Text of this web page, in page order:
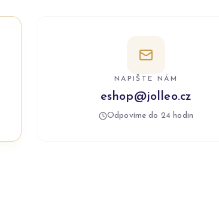
NAPIŠTE NÁM
eshop@jolleo.cz
Odpovíme do 24 hodin